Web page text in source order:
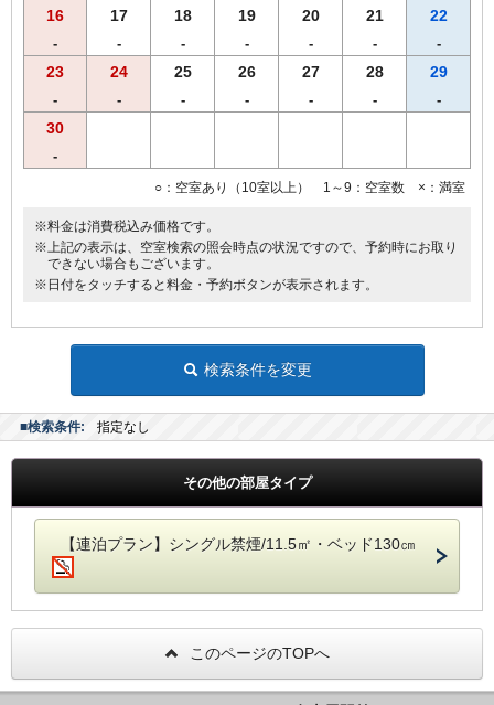
16
-
17
-
18
-
19
-
20
-
21
-
22
-
23
-
24
-
25
-
26
-
27
-
28
-
29
-
30
-
○：空室あり（10室以上） 1～9：空室数 ×：満室
※料金は消費税込み価格です。
※上記の表示は、空室検索の照会時点の状況ですので、予約時にお取り
できない場合もございます。
※日付をタッチすると料金・予約ボタンが表示されます。
検索条件を変更
■検索条件: 指定なし
その他の部屋タイプ
【連泊プラン】シングル禁煙/11.5㎡・ベッド130㎝
このページのTOPへ